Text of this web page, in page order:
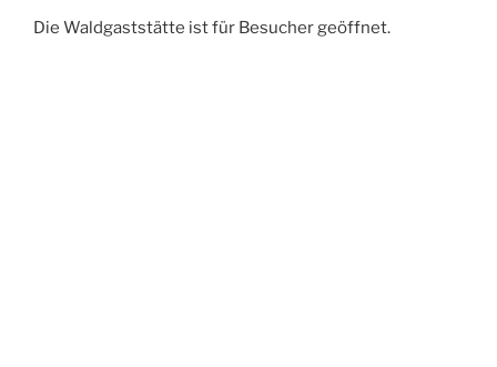
Die Waldgaststätte ist für Besucher geöffnet.